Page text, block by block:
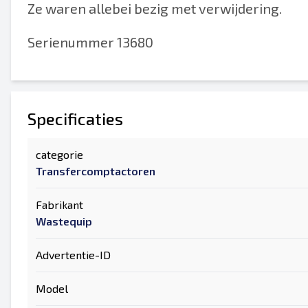
Ze waren allebei bezig met verwijdering.
Serienummer 13680
Specificaties
categorie
Transfercomptactoren
Fabrikant
Wastequip
Advertentie-ID
Model